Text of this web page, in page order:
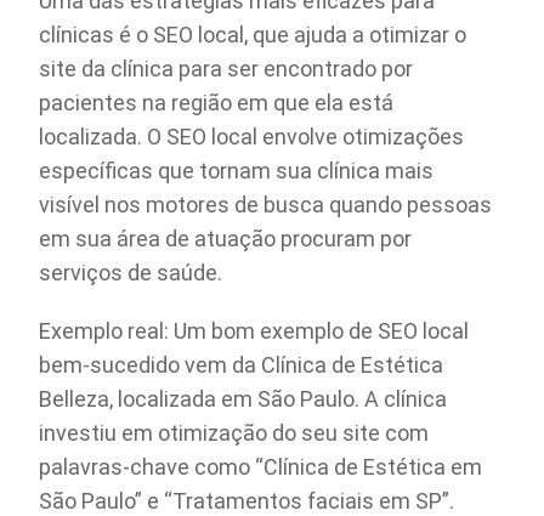
clínicas é o SEO local, que ajuda a otimizar o
site da clínica para ser encontrado por
pacientes na região em que ela está
localizada. O SEO local envolve otimizações
específicas que tornam sua clínica mais
visível nos motores de busca quando pessoas
em sua área de atuação procuram por
serviços de saúde.
Exemplo real: Um bom exemplo de SEO local
bem-sucedido vem da Clínica de Estética
Belleza, localizada em São Paulo. A clínica
investiu em otimização do seu site com
palavras-chave como “Clínica de Estética em
São Paulo” e “Tratamentos faciais em SP”.